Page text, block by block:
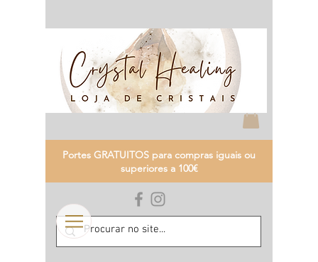
Portes GRATUITOS para compras iguais ou
superiores a 100€